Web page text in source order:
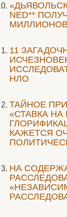
NED**
МИЛЛИОНОВ
11
НЛО
ТАЙНОЕ
«СТАВКА
КАЖЕТСЯ
НА